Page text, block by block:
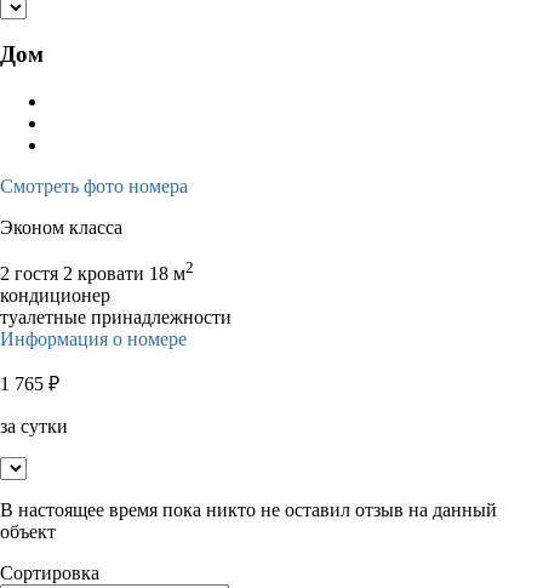
Дом
Смотреть фото номера
Эконом класса
2 гостя 2 кровати 18 м2
кондиционер
туалетные принадлежности
Информация о номере
1 765 ₽
за сутки
В настоящее время пока никто не оставил отзыв на данный
объект
Сортировка